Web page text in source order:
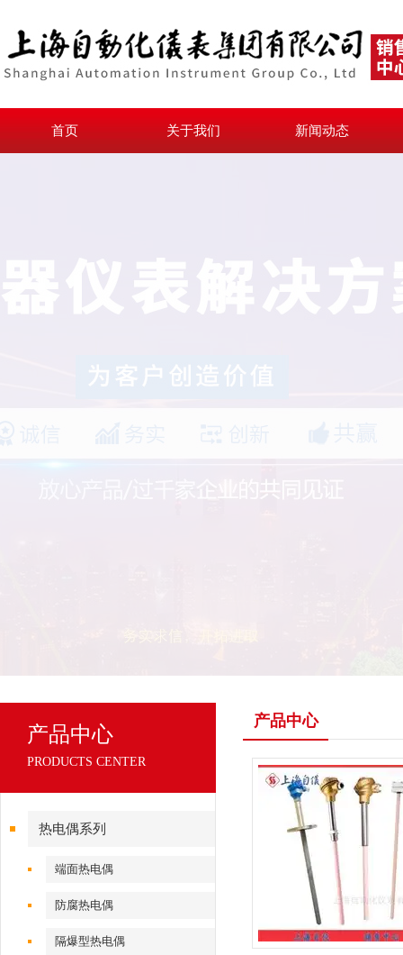
首页 关于我们 新闻动态
产品中心
PRODUCTS CENTER
热电偶系列
端面热电偶
防腐热电偶
隔爆型热电偶
产品中心